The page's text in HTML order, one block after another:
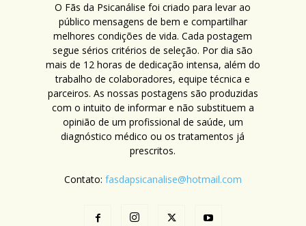
O Fãs da Psicanálise foi criado para levar ao
público mensagens de bem e compartilhar
melhores condições de vida. Cada postagem
segue sérios critérios de seleção. Por dia são
mais de 12 horas de dedicação intensa, além do
trabalho de colaboradores, equipe técnica e
parceiros. As nossas postagens são produzidas
com o intuito de informar e não substituem a
opinião de um profissional de saúde, um
diagnóstico médico ou os tratamentos já
prescritos.
Contato: fasdapsicanalise@hotmail.com